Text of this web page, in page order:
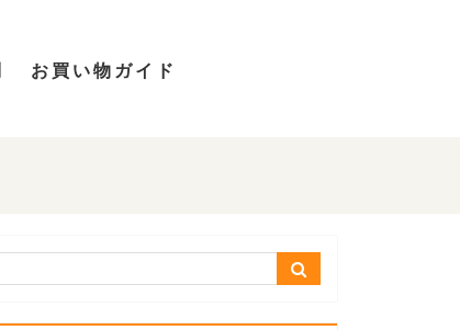
お買い物ガイド